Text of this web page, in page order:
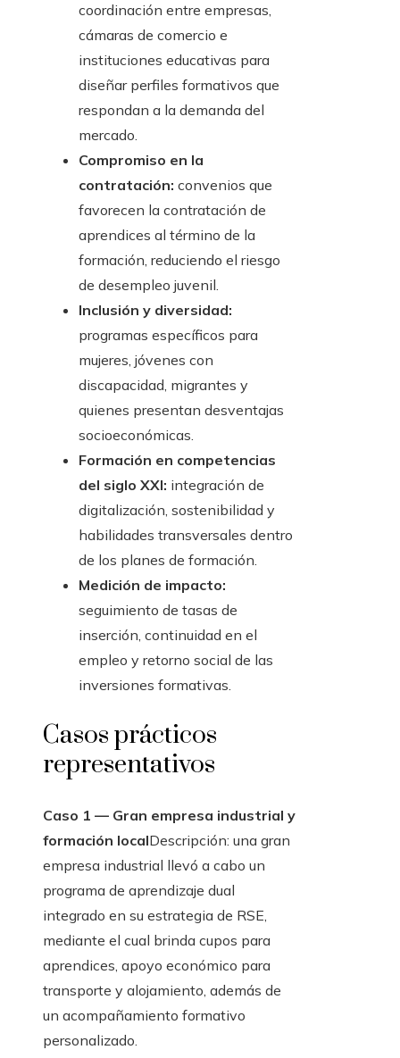
coordinación entre empresas,
cámaras de comercio e
instituciones educativas para
diseñar perfiles formativos que
respondan a la demanda del
mercado.
Compromiso en la
contratación: convenios que
favorecen la contratación de
aprendices al término de la
formación, reduciendo el riesgo
de desempleo juvenil.
Inclusión y diversidad:
programas específicos para
mujeres, jóvenes con
discapacidad, migrantes y
quienes presentan desventajas
socioeconómicas.
Formación en competencias
del siglo XXI: integración de
digitalización, sostenibilidad y
habilidades transversales dentro
de los planes de formación.
Medición de impacto:
seguimiento de tasas de
inserción, continuidad en el
empleo y retorno social de las
inversiones formativas.
Casos prácticos
representativos
Caso 1 — Gran empresa industrial y
formación localDescripción: una gran
empresa industrial llevó a cabo un
programa de aprendizaje dual
integrado en su estrategia de RSE,
mediante el cual brinda cupos para
aprendices, apoyo económico para
transporte y alojamiento, además de
un acompañamiento formativo
personalizado.